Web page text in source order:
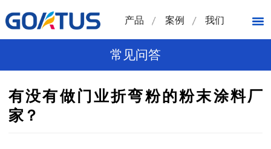
产品 案例 我们
常见问答
有没有做门业折弯粉的粉末涂料厂
家？